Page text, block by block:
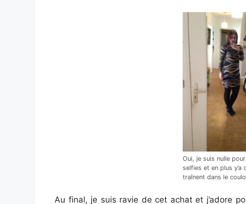
Oui, je suis nulle
selfies et en plus y’a
traînent dans le
Au final, je suis ravie de cet achat et j’adore